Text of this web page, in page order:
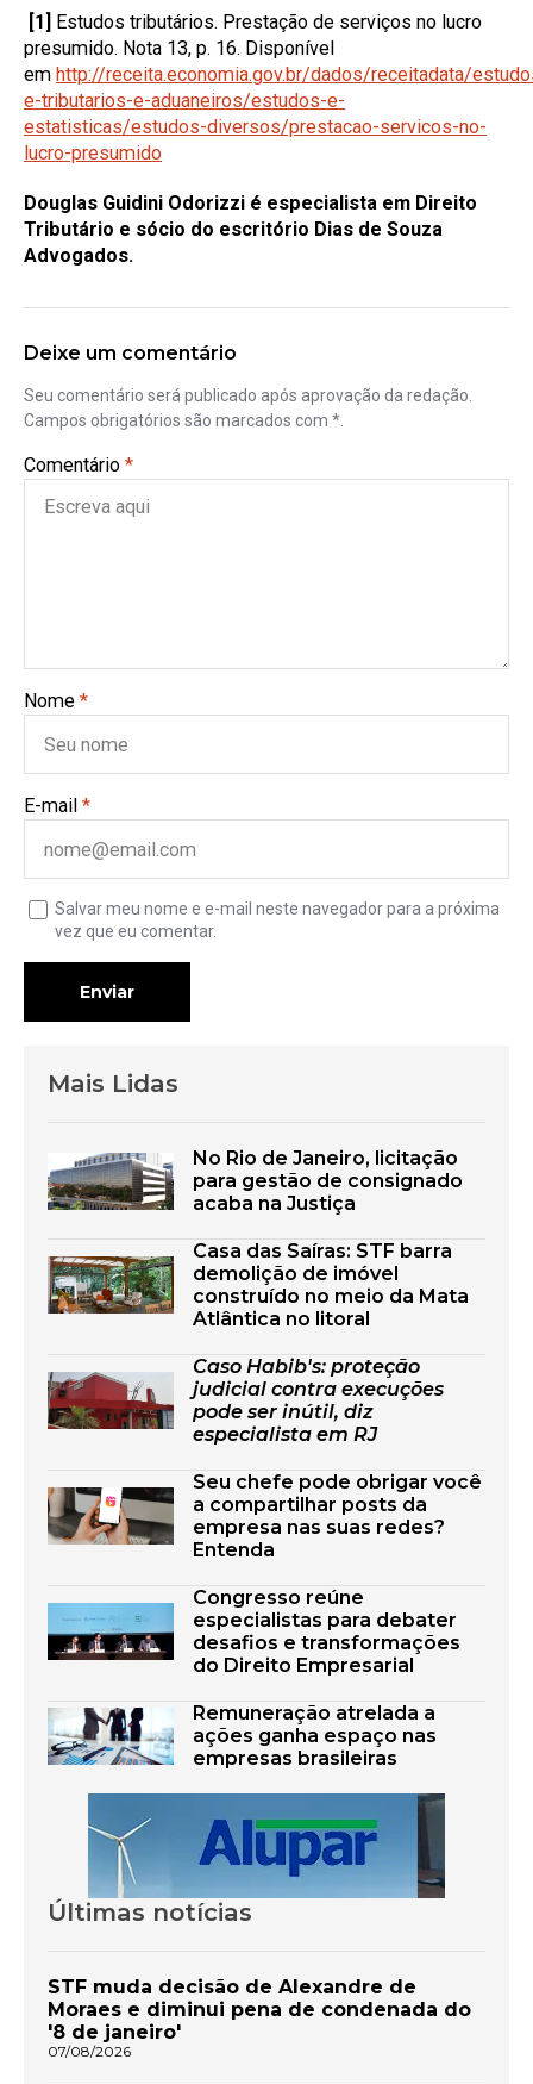
[1] Estudos tributários. Prestação de serviços no lucro
presumido. Nota 13, p. 16. Disponível
em http://receita.economia.gov.br/dados/receitadata/
e-tributarios-e-aduaneiros/estudos-e-
estatisticas/estudos-diversos/prestacao-servicos-no-
lucro-presumido
Douglas Guidini Odorizzi é especialista em Direito
Tributário e sócio do escritório Dias de Souza
Advogados.
Deixe um comentário
Seu comentário será publicado após aprovação da redação.
Campos obrigatórios são marcados com *.
Comentário *
Nome *
E-mail *
Salvar meu nome e e-mail neste navegador para a próxima
vez que eu comentar.
Enviar
Mais Lidas
No Rio de Janeiro, licitação
para gestão de consignado
acaba na Justiça
Casa das Saíras: STF barra
demolição de imóvel
construído no meio da Mata
Atlântica no litoral
Caso Habib's: proteção
judicial contra execuções
pode ser inútil, diz
especialista em RJ
Seu chefe pode obrigar você
a compartilhar posts da
empresa nas suas redes?
Entenda
Congresso reúne
especialistas para debater
desafios e transformações
do Direito Empresarial
Remuneração atrelada a
ações ganha espaço nas
empresas brasileiras
Últimas notícias
STF muda decisão de Alexandre de
Moraes e diminui pena de condenada do
'8 de janeiro'
07/08/2026